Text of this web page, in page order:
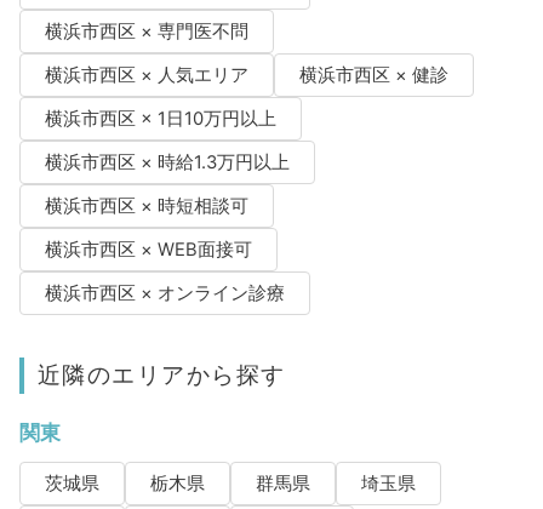
横浜市西区 × 専門医不問
横浜市西区 × 人気エリア
横浜市西区 × 健診
横浜市西区 × 1日10万円以上
横浜市西区 × 時給1.3万円以上
横浜市西区 × 時短相談可
横浜市西区 × WEB面接可
横浜市西区 × オンライン診療
近隣のエリアから探す
関東
茨城県 栃木県 群馬県
埼玉県